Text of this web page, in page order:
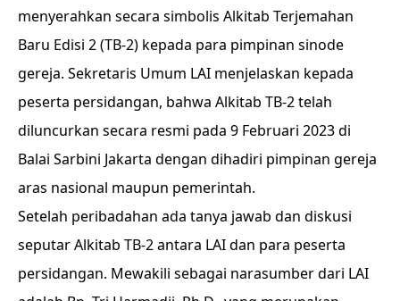
menyerahkan secara simbolis Alkitab Terjemahan
Baru Edisi 2 (TB-2) kepada para pimpinan sinode
gereja. Sekretaris Umum LAI menjelaskan kepada
peserta persidangan, bahwa Alkitab TB-2 telah
diluncurkan secara resmi pada 9 Februari 2023 di
Balai Sarbini Jakarta dengan dihadiri pimpinan gereja
aras nasional maupun pemerintah.
Setelah peribadahan ada tanya jawab dan diskusi
seputar Alkitab TB-2 antara LAI dan para peserta
persidangan. Mewakili sebagai narasumber dari LAI